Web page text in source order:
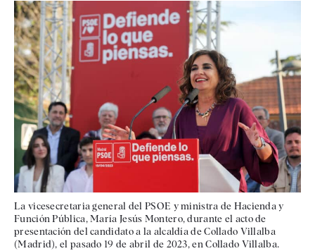
La vicesecretaria general del PSOE y ministra de Hacienda y
Función Pública, María Jesús Montero, durante el acto de
presentación del candidato a la alcaldía de Collado Villalba
(Madrid), el pasado 19 de abril de 2023, en Collado Villalba.